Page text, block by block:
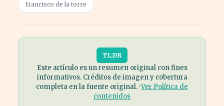
francisco de la torre
TL;DR
Este artículo es un resumen original con fines
informativos. Créditos de imagen y cobertura
completa en la fuente original. ·Ver Política de
contenidos